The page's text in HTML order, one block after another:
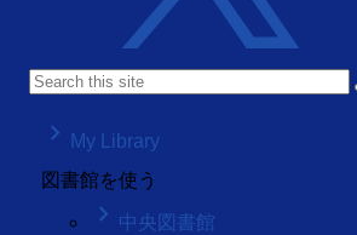
keyboard_arrow_right
My Library
図書館を使う
keyboard_arrow_right 中央図書館